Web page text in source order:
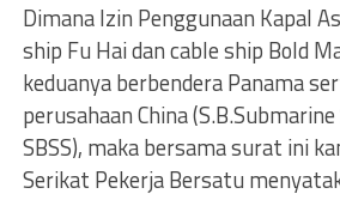
Dimana Izin Penggunaan Kapal
ship Fu Hai dan cable ship Bold
keduanya berbendera Panama
perusahaan China
SBSS), maka bersama surat ini
Serikat Pekerja Bersatu